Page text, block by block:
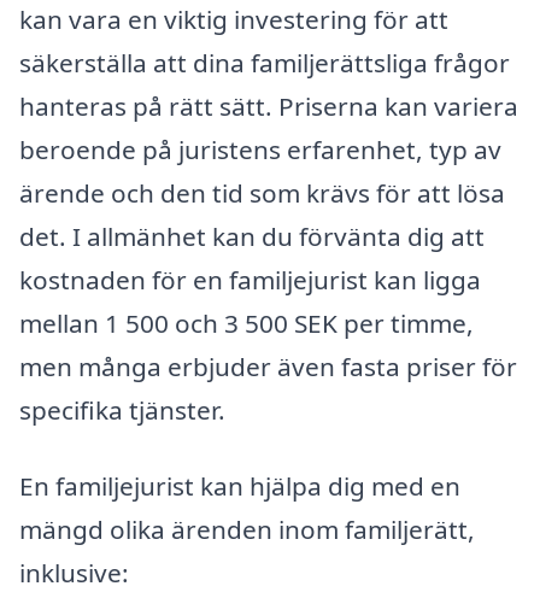
kan vara en viktig investering för att
säkerställa att dina familjerättsliga frågor
hanteras på rätt sätt. Priserna kan variera
beroende på juristens erfarenhet, typ av
ärende och den tid som krävs för att lösa
det. I allmänhet kan du förvänta dig att
kostnaden för en familjejurist kan ligga
mellan 1 500 och 3 500 SEK per timme,
men många erbjuder även fasta priser för
specifika tjänster.
En familjejurist kan hjälpa dig med en
mängd olika ärenden inom familjerätt,
inklusive: